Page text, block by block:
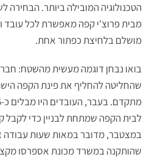
הטכנולוגיה המובילה ביותר.
מבית פרוצ'י קפה מאפשרת לכל עובד
מושלם בלחיצת כפתור אחת.
בואו נבחן דוגמה מעשית מהשטח:
שהחליטה להחליף את פינת הקפה
לבית הקפה שמתחת לבניין כדי לקבל
במצטבר, מדובר במאות שעות עבודה
שהותקנה במשרד מכונת אספרסו